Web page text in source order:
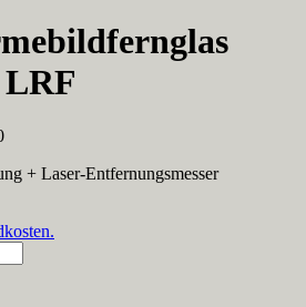
LRF
+ Laser-Entfernungsmesser